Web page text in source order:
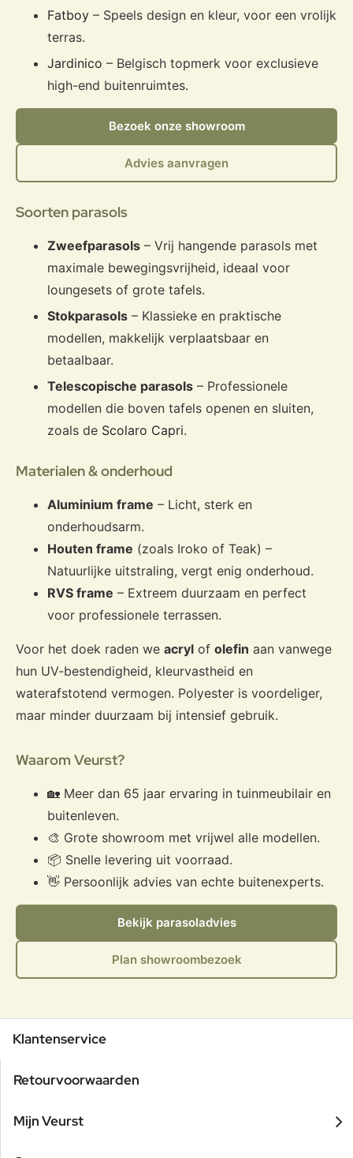
Fatboy – Speels design en kleur, voor een vrolijk
terras.
Jardinico – Belgisch topmerk voor exclusieve
high-end buitenruimtes.
Bezoek onze showroom
Advies aanvragen
Soorten parasols
Zweefparasols – Vrij hangende parasols met
maximale bewegingsvrijheid, ideaal voor
loungesets of grote tafels.
Stokparasols – Klassieke en praktische
modellen, makkelijk verplaatsbaar en
betaalbaar.
Telescopische parasols – Professionele
modellen die boven tafels openen en sluiten,
zoals de Scolaro Capri.
Materialen & onderhoud
Aluminium frame – Licht, sterk en
onderhoudsarm.
Houten frame (zoals Iroko of Teak) –
Natuurlijke uitstraling, vergt enig onderhoud.
RVS frame – Extreem duurzaam en perfect
voor professionele terrassen.
Voor het doek raden we acryl of olefin aan vanwege
hun UV-bestendigheid, kleurvastheid en
waterafstotend vermogen. Polyester is voordeliger,
maar minder duurzaam bij intensief gebruik.
Waarom Veurst?
🏡 Meer dan 65 jaar ervaring in tuinmeubilair en
buitenleven.
🎨 Grote showroom met vrijwel alle modellen.
📦 Snelle levering uit voorraad.
👋 Persoonlijk advies van echte buitenexperts.
Bekijk parasoladvies
Plan showroombezoek
Klantenservice
Retourvoorwaarden
Mijn Veurst